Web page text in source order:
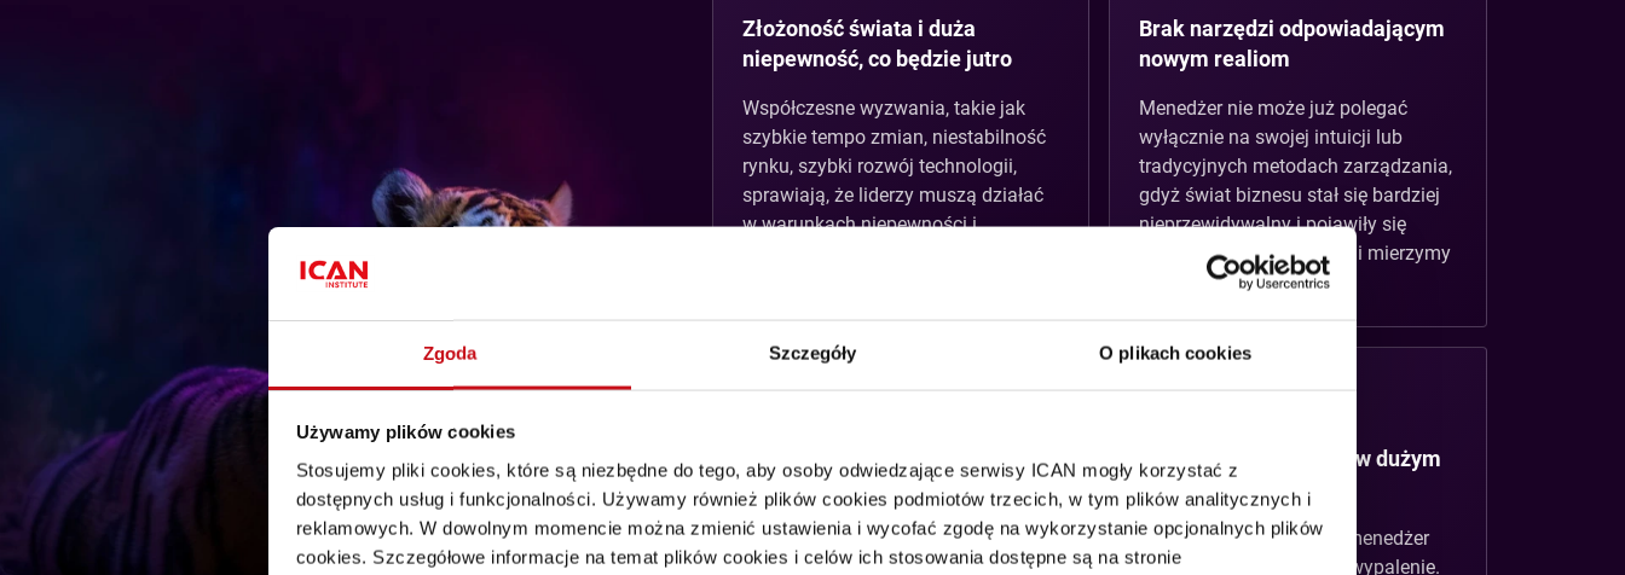
Zgoda Szczegóły O plikach cookies
Używamy plików cookies
Stosujemy pliki cookies, które są niezbędne do tego, aby osoby odwiedzające serwisy ICAN mogły korzystać z
dostępnych usług i funkcjonalności. Używamy również plików cookies podmiotów trzecich, w tym plików analitycznych i
reklamowych. W dowolnym momencie można zmienić ustawienia i wycofać zgodę na wykorzystanie opcjonalnych plików
cookies. Szczegółowe informacje na temat plików cookies i celów ich stosowania dostępne są na stronie
Złożoność świata i duża
niepewność, co będzie jutro
Współczesne wyzwania, takie jak
szybkie tempo zmian, niestabilność
rynku, szybki rozwój technologii,
sprawiają, że liderzy muszą działać
w warunkach niepewności i
Brak narzędzi odpowiadającym
nowym realiom
Menedżer nie może już polegać
wyłącznie na swojej intuicji lub
tradycyjnych metodach zarządzania,
gdyż świat biznesu stał się bardziej
nieprzewidywalny i pojawiły się
nowe wyzwania, z którymi mierzymy
się po raz pierwszy.
3
Zarządzanie sobą i zespołem w
trudnych warunkach
Niepewność i chaos osłabiają zespół
– jego motywację, efektywność i
4
Działanie pod presją i w dużym
stresie
W dzisiejszych czasach menedżer
jest bardzo narażony na wypalenie.